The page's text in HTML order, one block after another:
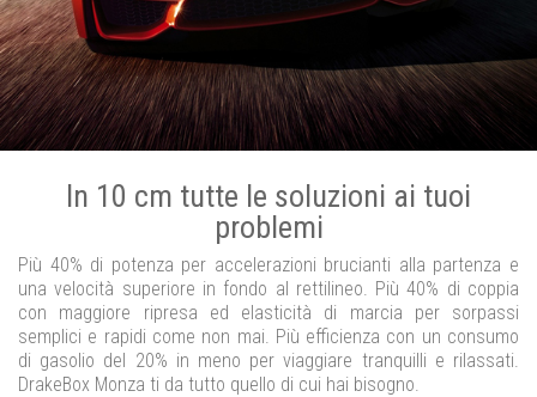
In 10 cm tutte le soluzioni ai tuoi
problemi
Più 40% di potenza per accelerazioni brucianti alla partenza e
una velocità superiore in fondo al rettilineo. Più 40% di coppia
con maggiore ripresa ed elasticità di marcia per sorpassi
semplici e rapidi come non mai. Più efficienza con un consumo
di gasolio del 20% in meno per viaggiare tranquilli e rilassati.
DrakeBox Monza ti da tutto quello di cui hai bisogno.